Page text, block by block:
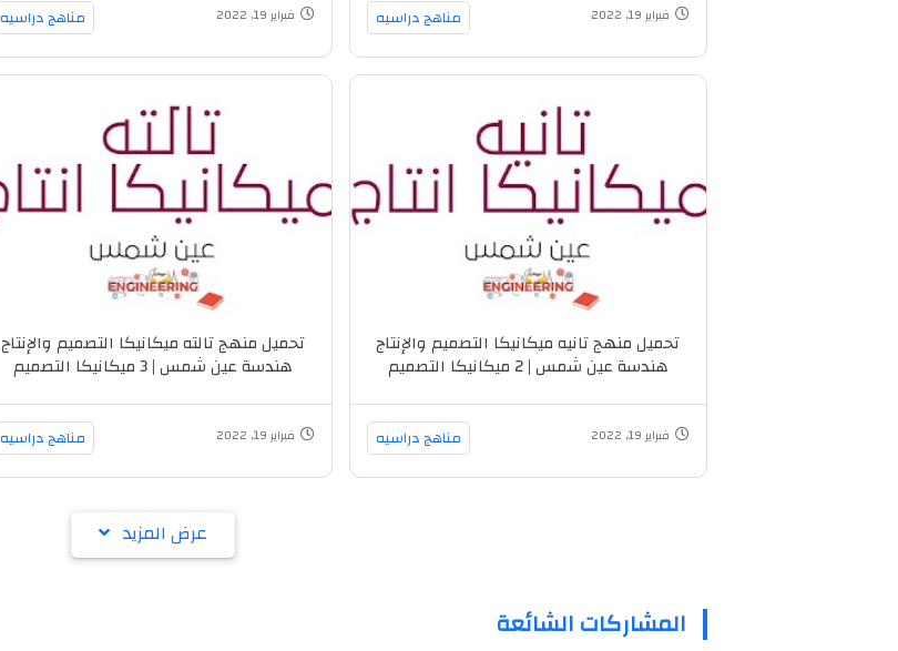
فبراير 19, 2022 مناهج دراسيه فبراير 19, 2022 مناهج دراسيه
تحميل منهج تانيه ميكانيكا التصميم والإنتاج
هندسة عين شمس | 2 ميكانيكا التصميم
فبراير 19, 2022 مناهج دراسيه
تحميل منهج تالته ميكانيكا التصميم والإنتاج
هندسة عين شمس | 3 ميكانيكا التصميم
فبراير 19, 2022 مناهج دراسيه
عرض المزيد
المشاركات الشائعة